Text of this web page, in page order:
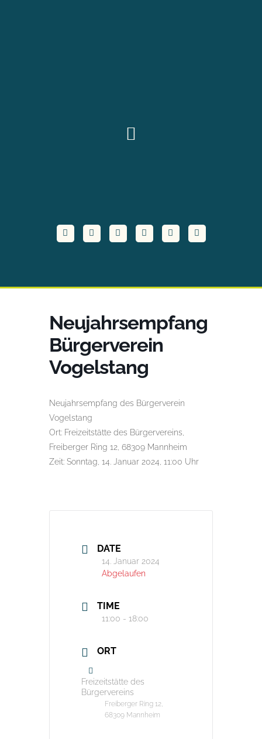
Neujahrsempfang
Bürgerverein
Vogelstang
Neujahrsempfang des Bürgerverein
Vogelstang
Ort: Freizeitstätte des Bürgervereins,
Freiberger Ring 12, 68309 Mannheim
Zeit: Sonntag, 14. Januar 2024, 11:00 Uhr
DATE
14. Januar 2024
Abgelaufen
TIME
11:00 - 18:00
ORT
Freizeitstätte des
Bürgervereins
Freiberger Ring 12,
68309 Mannheim